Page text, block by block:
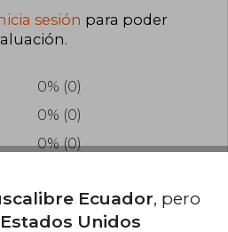
sesión para poder
.
0% (0)
0% (0)
0% (0)
0% (0)Ecuador, pero
Estados Unidos